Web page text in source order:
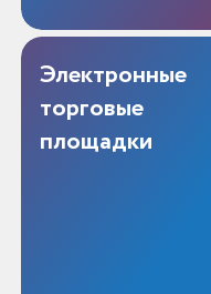
Электронные
торговые
площадки